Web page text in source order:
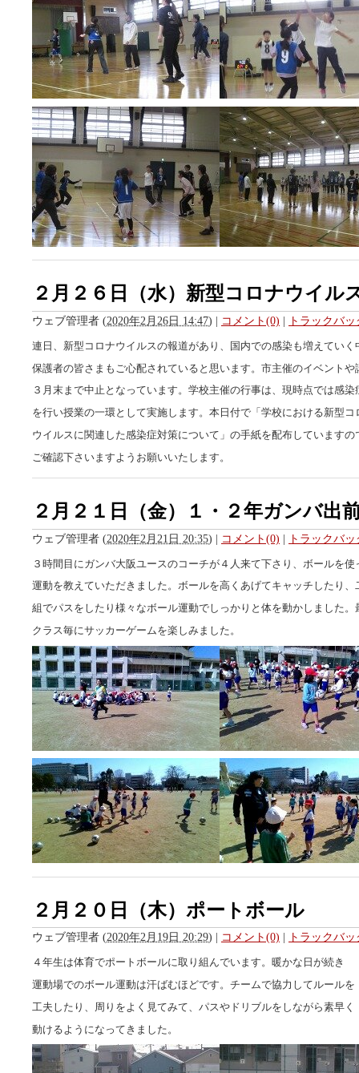
２月２６日（水）新型コロナウイル
ウェブ管理者 (2020年2月26日 14:47) | コメント(0) | トラックバ
連日、新型コロナウイルスの報道があり、国内での感染も増えていく
保護者の皆さまもご心配されていると思います。市主催のイベントや
３月末まで中止となっています。学校主催の行事は、現時点では感染
を行い授業の一環として実施します。本日付で「学校における新型コ
ウイルスに関連した感染症対策について」の手紙を配布していますの
ご確認下さいますようお願いいたします。
２月２１日（金）１・２年ガンバ出
ウェブ管理者 (2020年2月21日 20:35) | コメント(0) | トラックバ
３時間目にガンバ大阪ユースのコーチが４人来て下さり、ボールを使
運動を教えていただきました。ボールを高くあげてキャッチしたり、
組でパスをしたり様々なボール運動でしっかりと体を動かしました。
クラス毎にサッカーゲームを楽しみました。
２月２０日（木）ポートボール
ウェブ管理者 (2020年2月19日 20:29) | コメント(0) | トラックバ
４年生は体育でポートボールに取り組んでいます。暖かな日が続き
運動場でのボール運動は汗ばむほどです。チームで協力してルールを
工夫したり、周りをよく見てみて、パスやドリブルをしながら素早く
動けるようになってきました。